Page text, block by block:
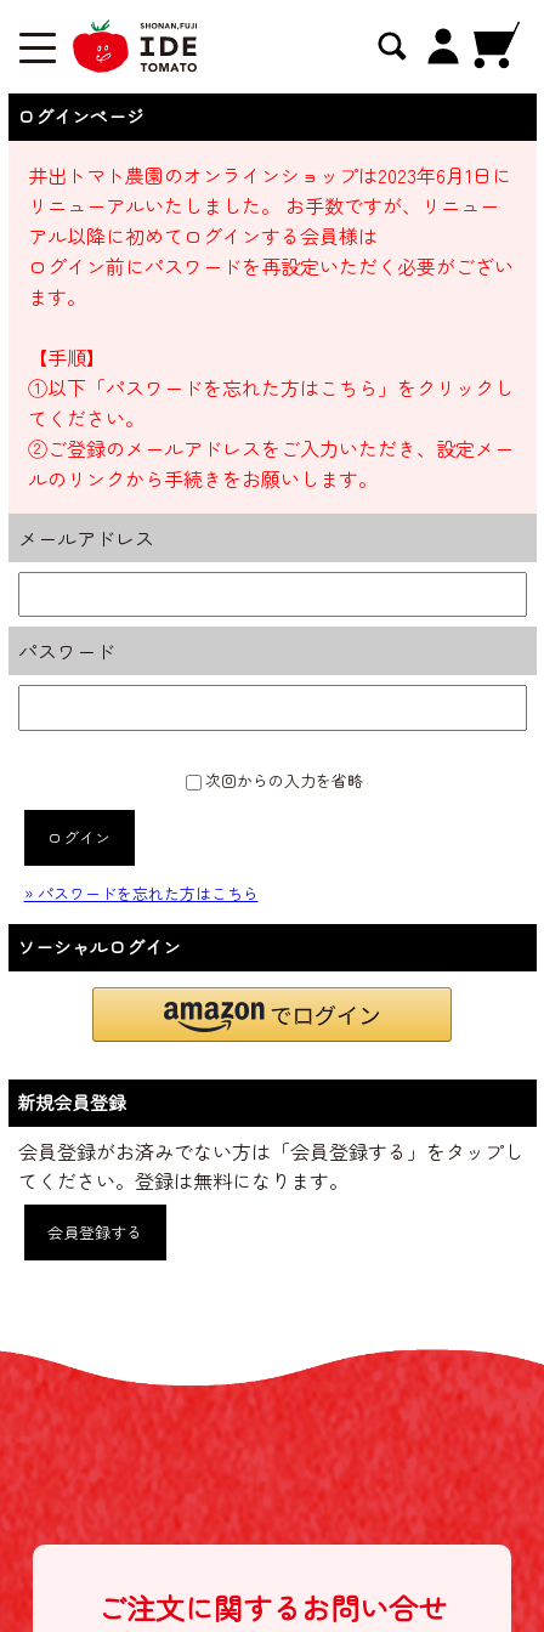
ログインページ
井出トマト農園のオンラインショップは2023年6月1日に
リニューアルいたしました。 お手数ですが、リニュー
アル以降に初めてログインする会員様は
ログイン前にパスワードを再設定いただく必要がござい
ます。
【手順】
①以下「パスワードを忘れた方はこちら」をクリックし
てください。
②ご登録のメールアドレスをご入力いただき、設定メー
ルのリンクから手続きをお願いします。
メールアドレス
パスワード
次回からの入力を省略
ログイン
» パスワードを忘れた方はこちら
ソーシャルログイン
新規会員登録
会員登録がお済みでない方は「会員登録する」をタップし
てください。登録は無料になります。
会員登録する
ご注文に関する お問い合せ